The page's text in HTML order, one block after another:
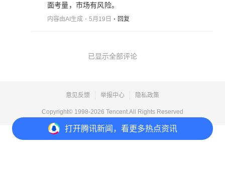
打开腾讯新闻，看更多热点资讯
面考量，市场有风险。
内容由AI生成 5月19日 回复
已显示全部评论
意见反馈 举报中心 隐私政策
Copyright© 1998-2026 Tencent.All Rights Reserved